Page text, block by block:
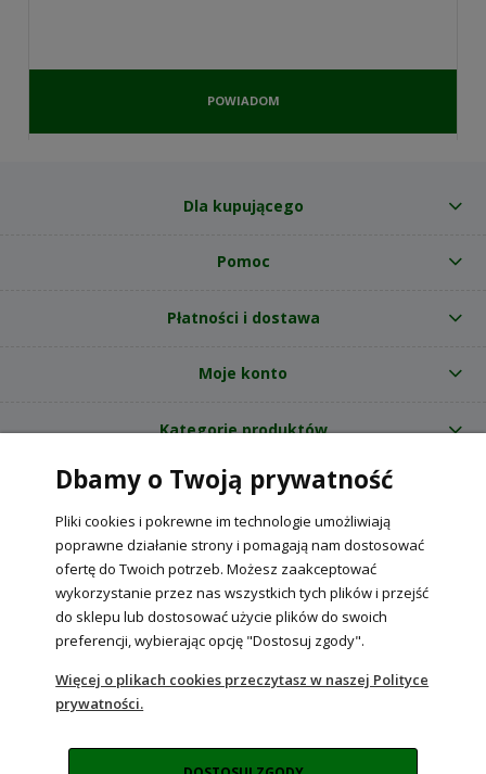
POWIADOM
DOSTĘPNOŚCI
Dla kupującego
Pomoc
Płatności i dostawa
Moje konto
Kategorie produktów
O nas
Internetowy sklep ogrodniczy z nasionami RajOgrodnika.pl
NIP: 6090037061, REGON: 260240470 | Czarnca, ul. Tęczowa 31, 29-100
Włoszczowa
POKAŻ PEŁNĄ WERSJĘ STRONY
Sklep internetowy Shoper Premium
Dbamy o Twoją prywatność
Pliki cookies i pokrewne im technologie umożliwiają
poprawne działanie strony i pomagają nam dostosować
ofertę do Twoich potrzeb. Możesz zaakceptować
wykorzystanie przez nas wszystkich tych plików i przejść
do sklepu lub dostosować użycie plików do swoich
preferencji, wybierając opcję "Dostosuj zgody".
Więcej o plikach cookies przeczytasz w naszej Polityce
prywatności.